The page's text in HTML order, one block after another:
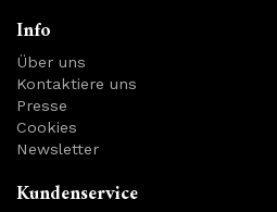
Info
Über uns
Kontaktiere uns
Presse
Cookies
Newsletter
Kundenservice